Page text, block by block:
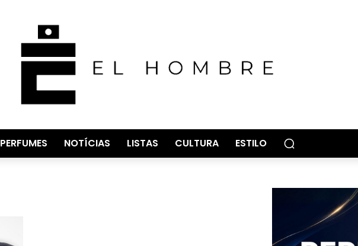
PERFUMES NOTÍCIAS LISTAS CULTURA ESTILO